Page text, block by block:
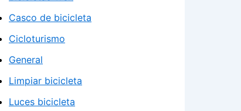
Casco de bicicleta
Cicloturismo
General
Limpiar bicicleta
Luces bicicleta